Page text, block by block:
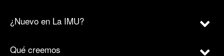
¿Nuevo en La IMU?
Qué creemos